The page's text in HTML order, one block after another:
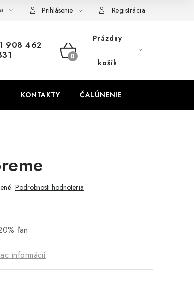
Odstúpenie od zmluvy
Prihlásenie Registrácia
908 462
NÁKUPNÝ
Prázdny
košík
KONTAKTY ČALÚNENIE
Podrobnosti hodnotenia
ľan
informácií